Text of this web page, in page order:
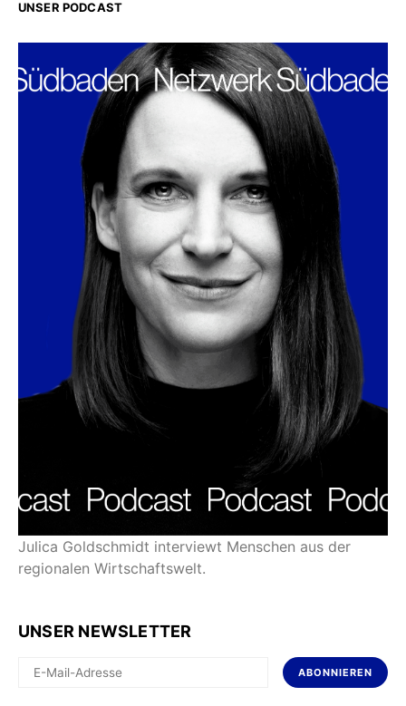
UNSER PODCAST
Julica Goldschmidt interviewt Menschen aus der
regionalen Wirtschaftswelt.
UNSER NEWSLETTER
ABONNIEREN